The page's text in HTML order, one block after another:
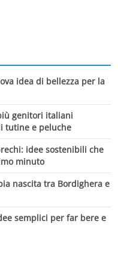
idea di bellezza per la
genitori italiani
tutine e peluche
idee sostenibili che
minuto
nascita tra Bordighera e
semplici per far bere e